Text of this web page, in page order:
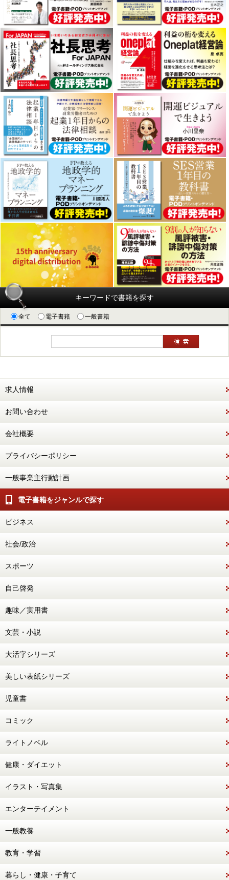
キーワードで書籍を探す
全て 電子書籍 一般書籍
求人情報
お問い合わせ
会社概要
プライバシーポリシー
一般事業主行動計画
電子書籍をジャンルで探す
ビジネス
社会/政治
スポーツ
自己啓発
趣味／実用書
文芸・小説
大活字シリーズ
美しい表紙シリーズ
児童書
コミック
ライトノベル
健康・ダイエット
イラスト・写真集
エンターテイメント
一般教養
教育・学習
暮らし・健康・子育て